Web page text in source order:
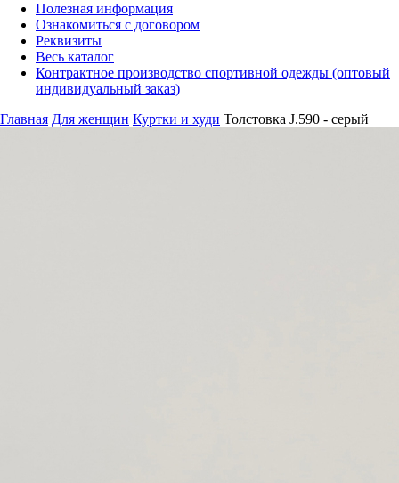
Полезная информация
Ознакомиться с договором
Реквизиты
Весь каталог
Контрактное производство спортивной одежды (оптовый
индивидуальный заказ)
Главная Для женщин Куртки и худи Толстовка J.590 - серый